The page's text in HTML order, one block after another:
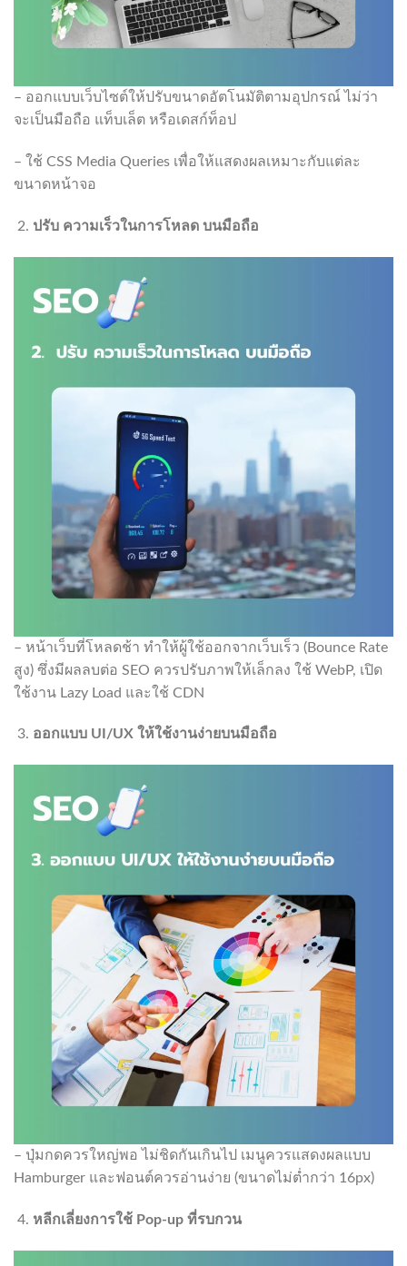
– ออกแบบเว็บไซต์ให้ปรับขนาดอัตโนมัติตามอุปกรณ์ ไม่ว่า
จะเป็นมือถือ แท็บเล็ต หรือเดสก์ท็อป
– ใช้ CSS Media Queries เพื่อให้แสดงผลเหมาะกับแต่ละ
ขนาดหน้าจอ
ปรับ ความเร็วในการโหลด บนมือถือ
– หน้าเว็บที่โหลดช้า ทำให้ผู้ใช้ออกจากเว็บเร็ว (Bounce Rate
สูง) ซึ่งมีผลลบต่อ SEO ควรปรับภาพให้เล็กลง ใช้ WebP, เปิด
ใช้งาน Lazy Load และใช้ CDN
ออกแบบ UI/UX ให้ใช้งานง่ายบนมือถือ
– ปุ่มกดควรใหญ่พอ ไม่ชิดกันเกินไป เมนูควรแสดงผลแบบ
Hamburger และฟอนต์ควรอ่านง่าย (ขนาดไม่ต่ำกว่า 16px)
หลีกเลี่ยงการใช้ Pop-up ที่รบกวน